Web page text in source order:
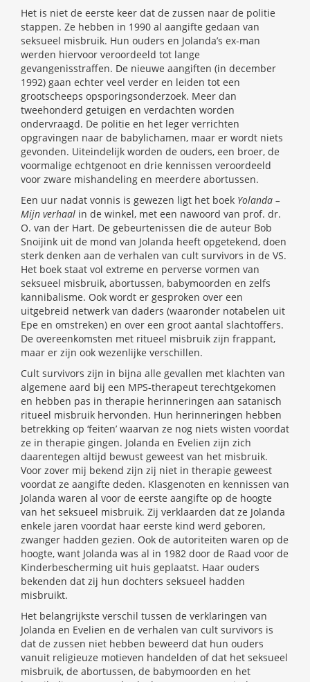
Het is niet de eerste keer dat de zussen naar de politie
stappen. Ze hebben in 1990 al aangifte gedaan van
seksueel misbruik. Hun ouders en Jolanda’s ex-man
werden hiervoor veroordeeld tot lange
gevangenisstraffen. De nieuwe aangiften (in december
1992) gaan echter veel verder en leiden tot een
grootscheeps opsporingsonderzoek. Meer dan
tweehonderd getuigen en verdachten worden
ondervraagd. De politie en het leger verrichten
opgravingen naar de babylichamen, maar er wordt niets
gevonden. Uiteindelijk worden de ouders, een broer, de
voormalige echtgenoot en drie kennissen veroordeeld
voor zware mishandeling en meerdere abortussen.
Een uur nadat vonnis is gewezen ligt het boek Yolanda –
Mijn verhaal in de winkel, met een nawoord van prof. dr.
O. van der Hart. De gebeurtenissen die de auteur Bob
Snoijink uit de mond van Jolanda heeft opgetekend, doen
sterk denken aan de verhalen van cult survivors in de VS.
Het boek staat vol extreme en perverse vormen van
seksueel misbruik, abortussen, babymoorden en zelfs
kannibalisme. Ook wordt er gesproken over een
uitgebreid netwerk van daders (waaronder notabelen uit
Epe en omstreken) en over een groot aantal slachtoffers.
De overeenkomsten met ritueel misbruik zijn frappant,
maar er zijn ook wezenlijke verschillen.
Cult survivors zijn in bijna alle gevallen met klachten van
algemene aard bij een MPS-therapeut terechtgekomen
en hebben pas in therapie herinneringen aan satanisch
ritueel misbruik hervonden. Hun herinneringen hebben
betrekking op ‘feiten’ waarvan ze nog niets wisten voordat
ze in therapie gingen. Jolanda en Evelien zijn zich
daarentegen altijd bewust geweest van het misbruik.
Voor zover mij bekend zijn zij niet in therapie geweest
voordat ze aangifte deden. Klasgenoten en kennissen van
Jolanda waren al voor de eerste aangifte op de hoogte
van het seksueel misbruik. Zij verklaarden dat ze Jolanda
enkele jaren voordat haar eerste kind werd geboren,
zwanger hadden gezien. Ook de autoriteiten waren op de
hoogte, want Jolanda was al in 1982 door de Raad voor de
Kinderbescherming uit huis geplaatst. Haar ouders
bekenden dat zij hun dochters seksueel hadden
misbruikt.
Het belangrijkste verschil tussen de verklaringen van
Jolanda en Evelien en de verhalen van cult survivors is
dat de zussen niet hebben beweerd dat hun ouders
vanuit religieuze motieven handelden of dat het seksueel
misbruik, de abortussen, de babymoorden en het